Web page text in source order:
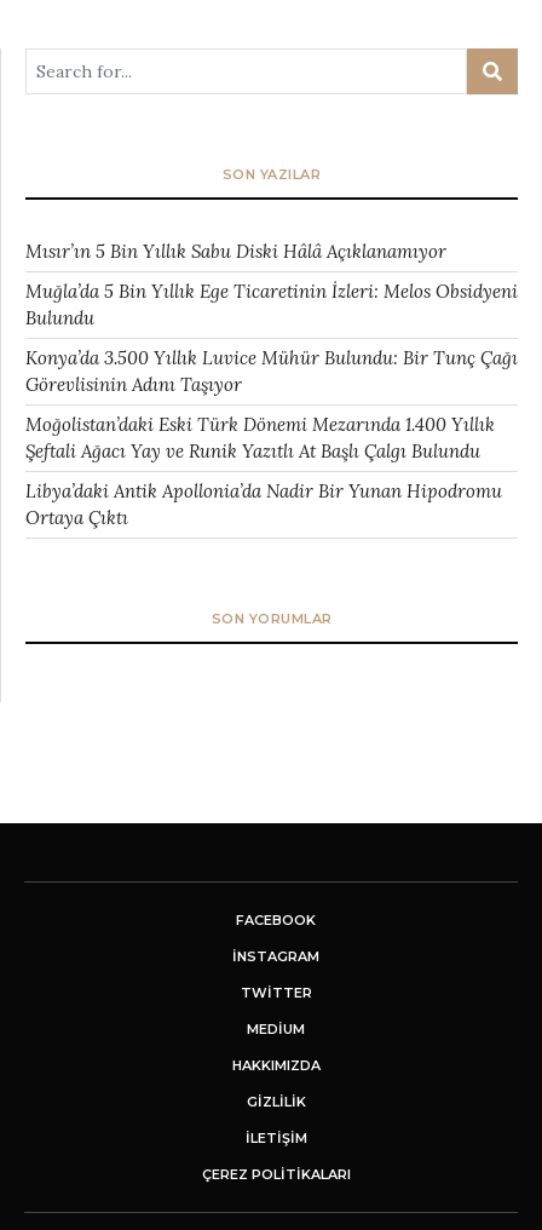
SON YAZILAR
Mısır’ın 5 Bin Yıllık Sabu Diski Hâlâ Açıklanamıyor
Muğla’da 5 Bin Yıllık Ege Ticaretinin İzleri: Melos Obsidyeni
Bulundu
Konya’da 3.500 Yıllık Luvice Mühür Bulundu: Bir Tunç Çağı
Görevlisinin Adını Taşıyor
Moğolistan’daki Eski Türk Dönemi Mezarında 1.400 Yıllık
Şeftali Ağacı Yay ve Runik Yazıtlı At Başlı Çalgı Bulundu
Libya’daki Antik Apollonia’da Nadir Bir Yunan Hipodromu
Ortaya Çıktı
SON YORUMLAR
FACEBOOK
INSTAGRAM
TWITTER
MEDIUM
HAKKIMIZDA
GİZLİLİK
İLETIŞIM
ÇEREZ POLITIKALARI